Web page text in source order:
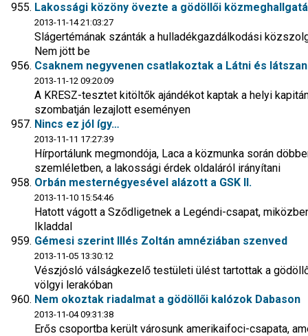
Lakossági közöny övezte a gödöllői
2013-11-14 21:03:27
Slágertémának szánták a hulladékgazdálkodási
Nem jött be
Csaknem negyvenen csatlakoztak a Látni és
2013-11-12 09:20:09
A KRESZ-tesztet kitöltők ajándékot kaptak a helyi
szombatján lezajlott eseményen
Nincs ez jól így…
2013-11-11 17:27:39
Hírportálunk megmondója, Laca a közmunka során
szemléletben, a lakossági érdek oldaláról irányítani
Orbán mesternégyesével alázott a GSK II.
2013-11-10 15:54:46
Hatott vágott a Sződligetnek a Legéndi-csapat,
Ikladdal
Gémesi szerint Illés Zoltán amnéziában szenved
2013-11-05 13:30:12
Vészjósló válságkezelő testületi ülést tartottak a
völgyi lerakóban
Nem okoztak riadalmat a gödöllői kalózok Dabason
2013-11-04 09:31:38
Erős csoportba került városunk amerikaifoci-csapata,